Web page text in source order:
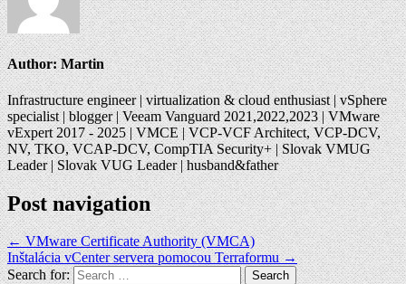
Author:Martin
Infrastructure engineer | virtualization & cloud enthusiast | vSphere
specialist | blogger | Veeam Vanguard 2021,2022,2023 | VMware
vExpert 2017 - 2025 | VMCE | VCP-VCF Architect, VCP-DCV,
NV, TKO, VCAP-DCV, CompTIA Security+ | Slovak VMUG
Leader | Slovak VUG Leader | husband&father
Post navigation
← VMware Certificate Authority (VMCA)
Inštalácia vCenter servera pomocou Terraformu →
Search for: